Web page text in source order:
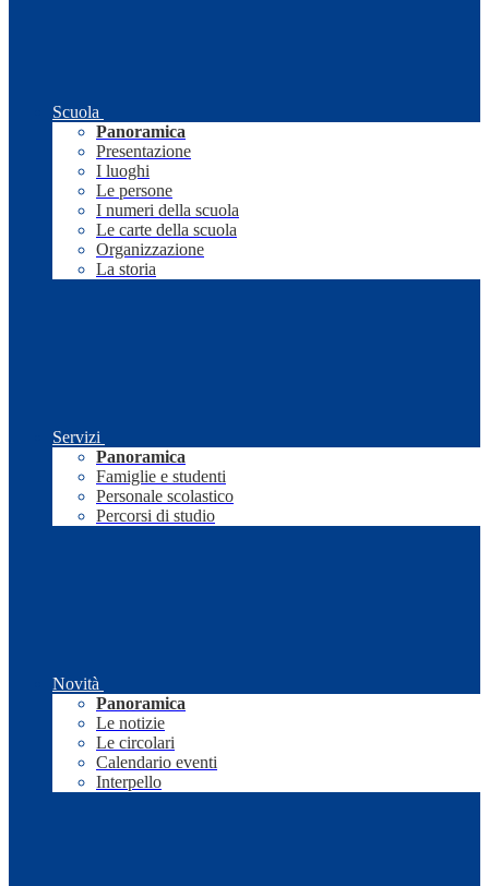
Scuola
Panoramica
Presentazione
I luoghi
Le persone
I numeri della scuola
Le carte della scuola
Organizzazione
La storia
Servizi
Panoramica
Famiglie e studenti
Personale scolastico
Percorsi di studio
Novità
Panoramica
Le notizie
Le circolari
Calendario eventi
Interpello